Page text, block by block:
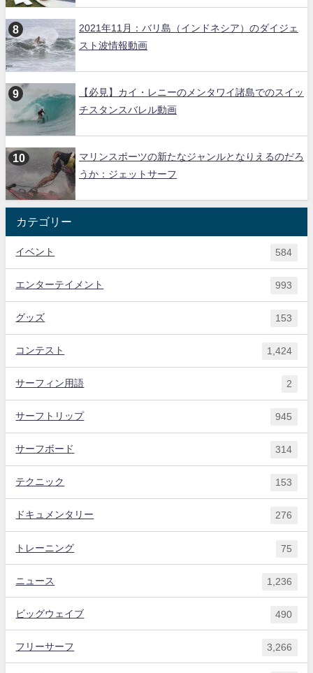
2021年11月：バリ島（インドネシア）のダイジェ
スト波情報動画
【必見】カイ・レニーのメンタワイ諸島でのスイッ
チスタンスバレル動画
マリンスポーツの新たなジャンルとなりえるのだろ
うか：ジェットサーフ
カテゴリー
イベント 584
エンターテイメント 993
グッズ 153
コンテスト 1,424
サーフィン用語 2
サーフトリップ 945
サーフボード 314
テクニック 153
ドキュメンタリー 276
トレーニング 75
ニュース 1,236
ビッグウェイブ 490
フリーサーフ 3,266